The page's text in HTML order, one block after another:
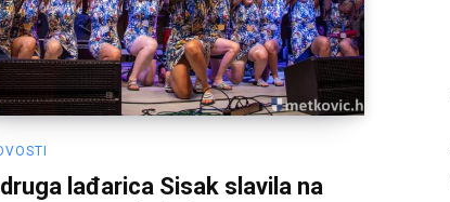
lađarica Sisak slavila na